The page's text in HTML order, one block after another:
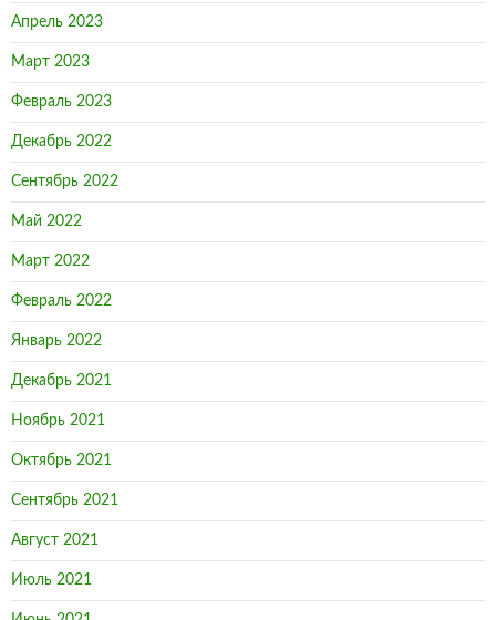
Апрель 2023
Март 2023
Февраль 2023
Декабрь 2022
Сентябрь 2022
Май 2022
Март 2022
Февраль 2022
Январь 2022
Декабрь 2021
Ноябрь 2021
Октябрь 2021
Сентябрь 2021
Август 2021
Июль 2021